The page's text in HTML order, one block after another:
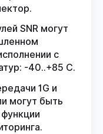
SNR могут
с
-40..+85 С.
1G и
могут быть